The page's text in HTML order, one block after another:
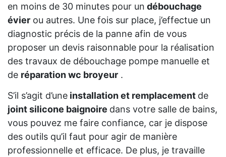
en moins de 30 minutes pour un débouchage
évier ou autres. Une fois sur place, j’effectue un
diagnostic précis de la panne afin de vous
proposer un devis raisonnable pour la réalisation
des travaux de débouchage pompe manuelle et
de réparation wc broyeur .
S’il s’agit d’une installation et remplacement de
joint silicone baignoire dans votre salle de bains,
vous pouvez me faire confiance, car je dispose
des outils qu’il faut pour agir de manière
professionnelle et efficace. De plus, je travaille